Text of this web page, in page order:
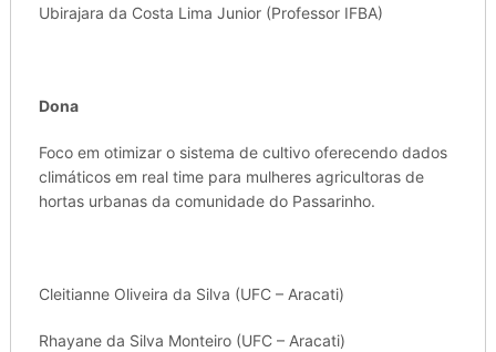
Ubirajara da Costa Lima Junior (Professor IFBA)
Dona
Foco em otimizar o sistema de cultivo oferecendo dados
climáticos em real time para mulheres agricultoras de
hortas urbanas da comunidade do Passarinho.
Cleitianne Oliveira da Silva (UFC – Aracati)
Rhayane da Silva Monteiro (UFC – Aracati)